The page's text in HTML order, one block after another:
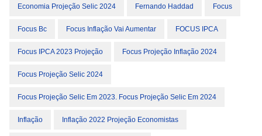
Economia Projeção Selic 2024 Fernando Haddad Focus
Focus Bc Focus Inflação Vai Aumentar FOCUS IPCA
Focus IPCA 2023 Projeção Focus Projeção Inflação 2024
Focus Projeção Selic 2024
Focus Projeção Selic Em 2023. Focus Projeção Selic Em 2024
Inflação Inflação 2022 Projeção Economistas